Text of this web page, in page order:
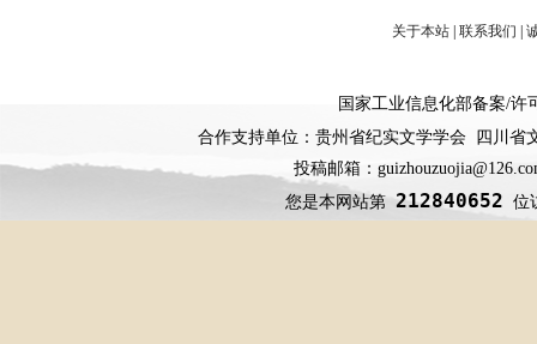
关于本站| 联系我们 |
国家工业信息化部备案/许
合作支持单位：贵州省纪实文学学会 四川
投稿邮箱：
您是本网站第212840652